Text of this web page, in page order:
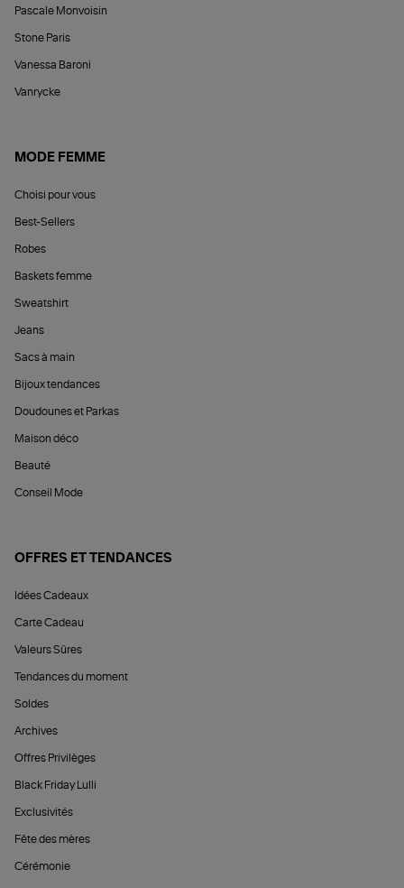
Pascale Monvoisin
Stone Paris
Vanessa Baroni
Vanrycke
MODE FEMME
Choisi pour vous
Best-Sellers
Robes
Baskets femme
Sweatshirt
Jeans
Sacs à main
Bijoux tendances
Doudounes et Parkas
Maison déco
Beauté
Conseil Mode
OFFRES ET TENDANCES
Idées Cadeaux
Carte Cadeau
Valeurs Sûres
Tendances du moment
Soldes
Archives
Offres Privilèges
Black Friday Lulli
Exclusivités
Fête des mères
Cérémonie